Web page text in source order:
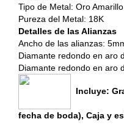
Tipo de Metal: Oro Amarillo
Pureza del Metal: 18K
Detalles de las Alianzas
Ancho de las alianzas:
Diamante redondo en aro
Diamante redondo en aro
Incluye:
fecha de boda), Caja y